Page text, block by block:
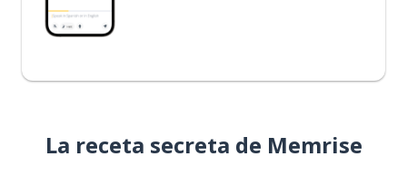
La receta secreta de Memrise